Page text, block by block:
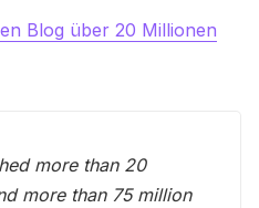
Blog über 20 Millionen
more than 20
more than 75 million